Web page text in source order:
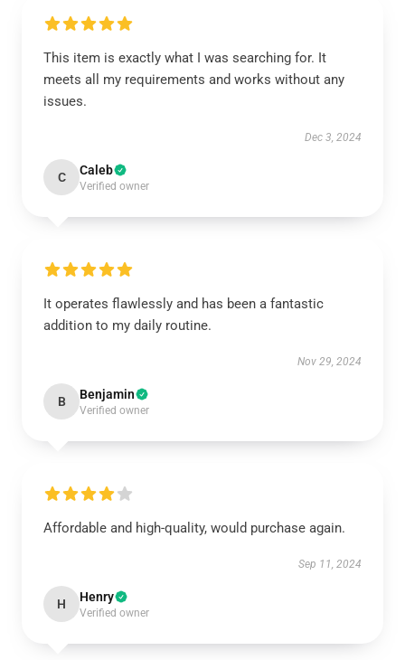
This item is exactly what I was searching for. It
meets all my requirements and works without any
issues.
Dec 3, 2024
C Caleb
Verified owner
It operates flawlessly and has been a fantastic
addition to my daily routine.
Nov 29, 2024
B Benjamin
Verified owner
Affordable and high-quality, would purchase again.
Sep 11, 2024
H Henry
Verified owner